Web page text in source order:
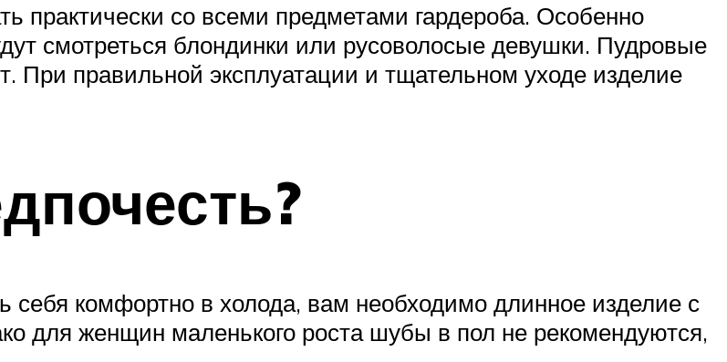
практически со всеми предметами гардероба. Особенно
смотреться блондинки или русоволосые девушки. Пудровые
правильной эксплуатации и тщательном уходе изделие
себя комфортно в холода, вам необходимо длинное изделие с
для женщин маленького роста шубы в пол не рекомендуются,